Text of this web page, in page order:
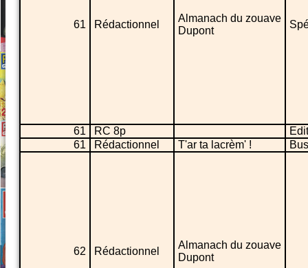
61 Rédactionnel
Almanach du zouave
Dupont
61 RC 8p
61
Rédactionnel T'ar ta lacrèm' !
62 Rédactionnel
Almanach du zouave
Dupont